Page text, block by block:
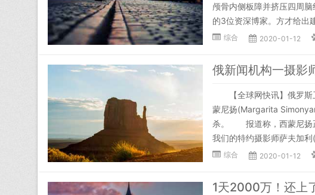
颅骨内侧板障并挤压四周
的3位资深博家。方才给出
综合 2020-01-12
俄新闻机构一摄影
【全球网快讯】俄罗斯
蒙尼扬(Margarita
杀。 报道称，西蒙尼扬正
我们的特约摄影师萨夫加利
综合 2020-01-12
1天2000万！还上